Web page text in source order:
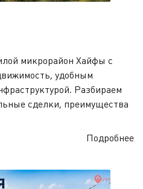
микрорайон Хайфы с
удобным
Разбираем
сделки, преимущества
Подробнее